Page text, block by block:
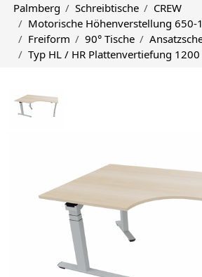
Palmberg Schreibtische
CREW
Motorische Höhenverstellung 650-
Freiform
90° Tische
Typ HL / HR Plattenvertiefung